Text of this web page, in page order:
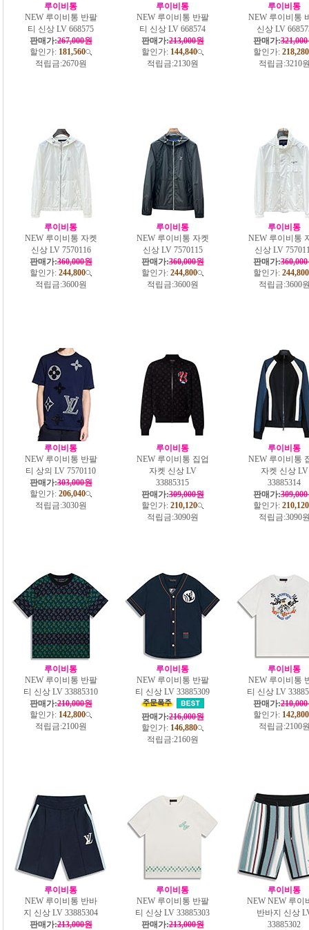
루이비통
NEW 루이비통 반팔
티 신상 LV 668575
판매가:267,000원
할인가: 181,560
적립금:2670원
루이비통
NEW 루이비통 반팔
티 신상 LV 668574
판매가:213,000원
할인가: 144,840
적립금:2130원
루이비통
NEW 루이비통
신상 LV
판매가:
할인가: 218,280
적립금:3210
루이비통
NEW 루이비통 자켓
신상 LV 7570116
판매가:360,000원
할인가: 244,800
적립금:3600원
루이비통
NEW 루이비통 자켓
신상 LV 7570115
판매가:360,000원
할인가: 244,800
적립금:3600원
루이비통
NEW 루이비통
신상 LV
판매가:
할인가: 244,800
적립금:3600
루이비통
NEW 루이비통 반팔
티 상의 LV 7570110
판매가:303,000원
할인가: 206,040
적립금:3030원
루이비통
NEW 루이비통 집업
자켓 신상 LV
33885315
판매가:309,000원
할인가: 210,120
적립금:3090원
루이비통
NEW 루이비통
자켓 신상 LV
33885314
판매가:
할인가: 210,120
적립금:3090
루이비통
NEW 루이비통 반팔
티 신상 LV 33885310
판매가:210,000원
할인가: 142,800
적립금:2100원
루이비통
NEW 루이비통 반팔
티 신상 LV 33885309
판매가:216,000원
할인가: 146,880
적립금:2160원
루이비통
NEW 루이비통
티 신상 LV
판매가:
할인가: 142,800
적립금:2100
루이비통
NEW 루이비통 반바
지 신상 LV 33885304
판매가:213,000원
루이비통
NEW 루이비통 반팔
티 신상 LV 33885303
판매가:213,000원
루이비통
NEW NEW 루이
반바지 신상
33885302